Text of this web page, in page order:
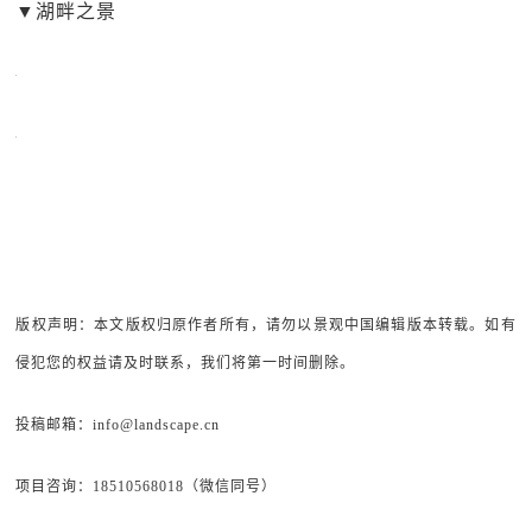
▼湖畔之景
版权声明：本文版权归原作者所有，请勿以景观中国编辑版本转载。如有
侵犯您的权益请及时联系，我们将第一时间删除。
投稿邮箱：info@landscape.cn
项目咨询：18510568018（微信同号）